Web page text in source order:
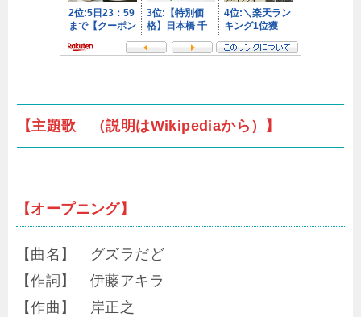
【主題歌 （説明はWikipediaから）】
【オープニング】
【曲名】 グズラだど
【作詞】 伊藤アキラ
【作曲】 岸正之